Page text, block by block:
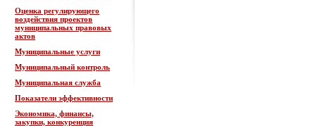
Оценка регулирующего
воздействия проектов
муниципальных правовых
актов
Муниципальные услуги
Муниципальный контроль
Муниципальная служба
Показатели эффективности
Экономика, финансы,
закупки, конкуренция